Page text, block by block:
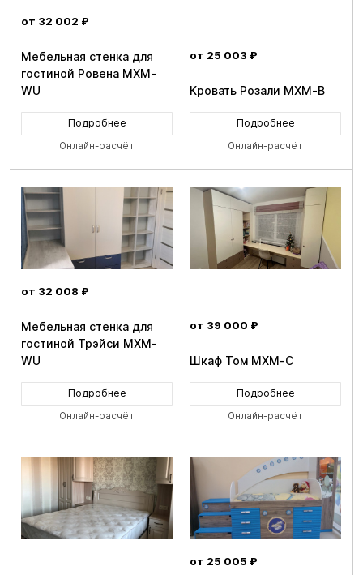
от 32 002 ₽
Мебельная стенка для
гостиной Ровена MXM-
WU
Подробнее
Онлайн-расчёт
от 25 003 ₽
Кровать Розали MXM-B
Подробнее
Онлайн-расчёт
от 32 008 ₽
Мебельная стенка для
гостиной Трэйси MXM-
WU
Подробнее
Онлайн-расчёт
от 39 000 ₽
Шкаф Том MXM-C
Подробнее
Онлайн-расчёт
от 25 005 ₽